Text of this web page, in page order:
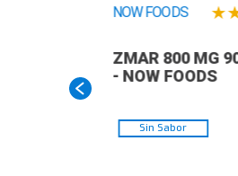
NOW FOODS ★
ZMAR 800 MG
- NOW FOODS
Sin Sabor